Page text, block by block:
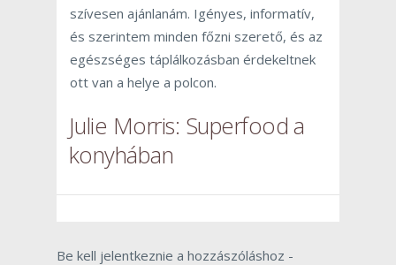
szívesen ajánlanám. Igényes, informatív,
és szerintem minden főzni szerető, és az
egészséges táplálkozásban érdekeltnek
ott van a helye a polcon.
Julie Morris: Superfood a
konyhában
Be kell jelentkeznie a hozzászóláshoz -